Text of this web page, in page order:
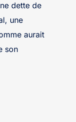
dette de
une
aurait
son